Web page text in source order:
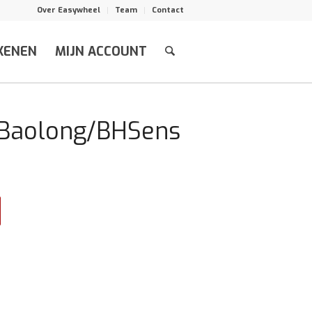
Over Easywheel Team Contact
MIJN ACCOUNT
BHSens